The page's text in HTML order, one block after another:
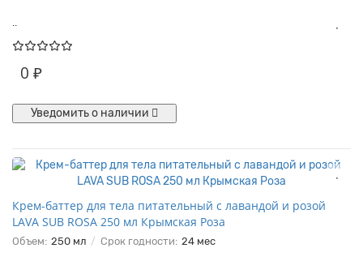
..
0 ₽
Уведомить о наличии
Крем-баттер для тела питательный с лавандой и розой
LAVA SUB ROSA 250 мл Крымская Роза
Объем: 250 мл Срок годности: 24 мес